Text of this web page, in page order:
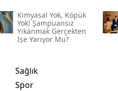
Kimyasal Yok, Köpük
Yok! Şampuansız
Yıkanmak Gerçekten
İşe Yarıyor Mu?
Sağlık
Spor